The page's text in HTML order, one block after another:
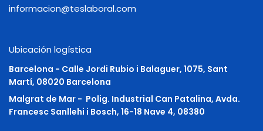
informacion@teslaboral.com
Ubicación logística
Barcelona - Calle Jordi Rubio i Balaguer, 1075, Sant
Martí, 08020 Barcelona
Malgrat de Mar - Polig. Industrial Can Patalina, Avda.
Francesc Sanllehi i Bosch, 16-18 Nave 4, 08380